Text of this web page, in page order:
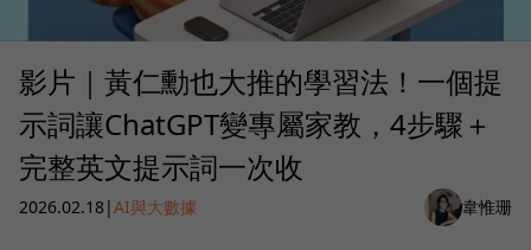
影片｜黃仁勳也大推的學習法！一個提
示詞讓ChatGPT變專屬家教，4步驟＋
完整英文提示詞一次收
2026.02.18|AI與大數據 韋惟珊